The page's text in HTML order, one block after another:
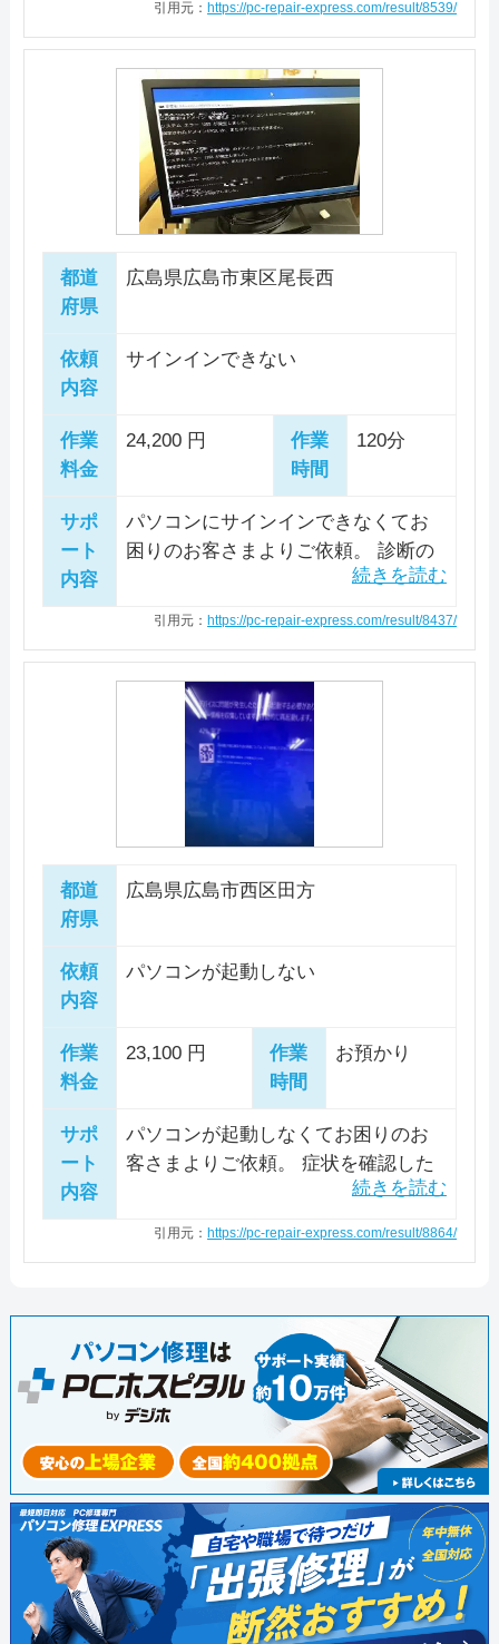
082-546-9939
詳細は公式HPでご確認ください。
パソコンドック24
料金・メニューを見る
公式サイトを見る
電話相談・お問い合わせ
082-243-5377
詳細は公式HPでご確認ください。
引用元：PC LAB
ころ、SSDについては破損していま
したが、その他は正常に稼働可能と
判断いたしましたので、交換用のSS
Dをご準備いただき、SSDを交換して
Windowsのクリーンインストールを
いたしました。 動作確認を行い、正
常に起動できることと動作に問題な
た。
引用元： https://pc-repair-express.com/result/8539/
都道
府県
広島県広島市東区尾長西
依頼
内容
サインインできない
作業
料金
24,200 円
作業
時間
120分
サポ
ート
内容
パソコンにサインインできなくてお
困りのお客さまよりご依頼。 診断の
結果、Windowsのシステム破損が原
因と判明しました。 復元後、修復を
こと確認。 ハードディスクの使用時
間が長くなっておりますので、早め
にバックアップとお買い替えもご検
討くださいとお伝えして作業を完了
しました。
引用元： https://pc-repair-express.com/result/8437/
都道
府県
広島県広島市西区田方
依頼
内容
パソコンが起動しない
作業
料金
23,100 円
作業
時間
お預かり
サポ
ート
内容
パソコンが起動しなくてお困りのお
客さまよりご依頼。 症状を確認した
ところ、ブルースクリーンが表示さ
れて起動しない状態になっていまし
止と開始を行って検証を実施。 診断
の結果、Rapport Management Servic
eが原因でパソコンが起動しないこと
が判明しました。 Rapport Manageme
nt Serviceを起動項目から削除し、パ
ソコンが正常に起動することを確
認。他にもパソコンの各作業及び動
作に問題ないことを確認しました。
お客さまからも今回の起動しないト
ラブルで作業が進まなかったので助
かりましたとのお言葉をいただき、
引用元： https://pc-repair-express.com/result/8864/